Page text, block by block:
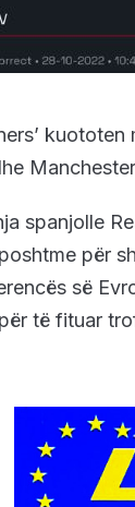
spanjolle
për
së
të fituar